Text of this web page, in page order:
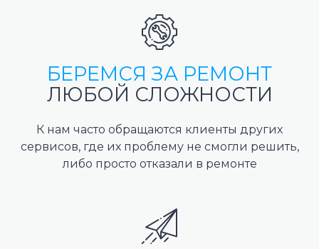
БЕРЕМСЯ ЗА РЕМОНТ
ЛЮБОЙ СЛОЖНОСТИ
К нам часто обращаются клиенты других
сервисов, где их проблему не смогли решить,
либо просто отказали в ремонте